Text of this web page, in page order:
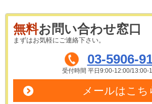
無料お問い合わせ窓口
まずはお気軽にご連絡下さい。
03-5906-
受付時間 平日9:00-12:00/13:00-
メールはこち